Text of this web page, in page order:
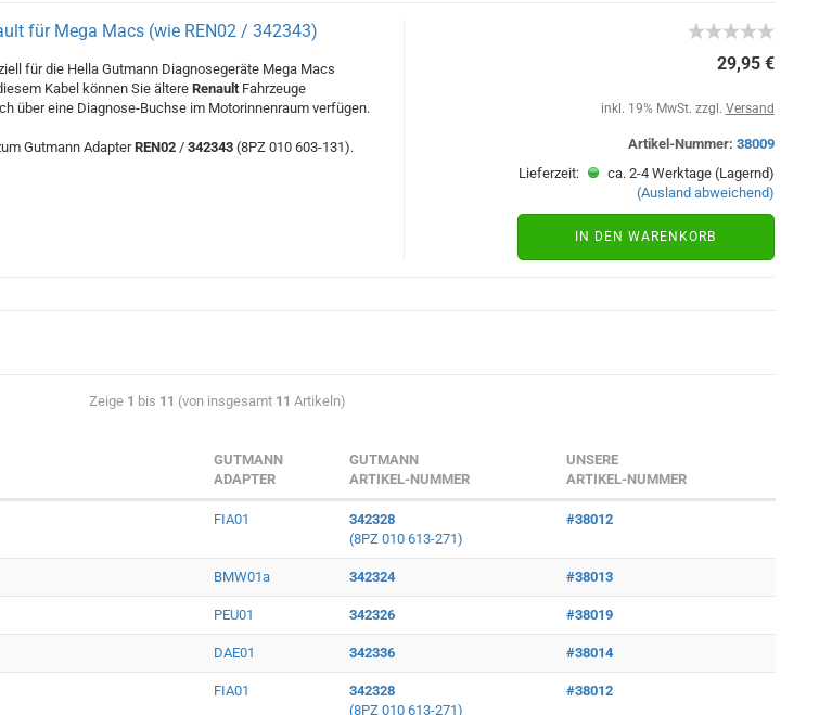
für Mega Macs (wie REN02 / 342343)
für die Hella Gutmann Diagnosegeräte Mega Macs
Kabel können Sie ältere RenaultFahrzeuge
über eine Diagnose-Buchse im Motorinnenraum verfügen.
Gutmann AdapterREN02/ 342343 (8PZ 010 603-131).
29,95 €
inkl. 19% MwSt. zzgl. Versand
Artikel-Nummer: 38009
Lieferzeit:
ca. 2-4 Werktage (Lagernd)
(Ausland abweichend)
IN DEN WARENKORB
Zeige 1 bis 11 (von insgesamt 11 Artikeln)
GUTMANN
ADAPTER
GUTMANN
ARTIKEL-NUMMER
UNSERE
ARTIKEL-NUMMER
FIA01
342328
(8PZ 010 613-271)
#38012
BMW01a 342324 #38013
PEU01 342326 #38019
DAE01 342336 #38014
FIA01
342328
(8PZ 010 613-271)
#38012